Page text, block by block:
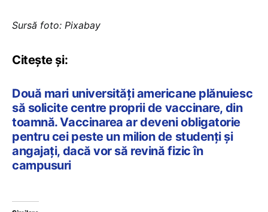
Sursă foto: Pixabay
Citește și:
Două mari universități americane plănuiesc
să solicite centre proprii de vaccinare, din
toamnă. Vaccinarea ar deveni obligatorie
pentru cei peste un milion de studenți și
angajați, dacă vor să revină fizic în
campusuri